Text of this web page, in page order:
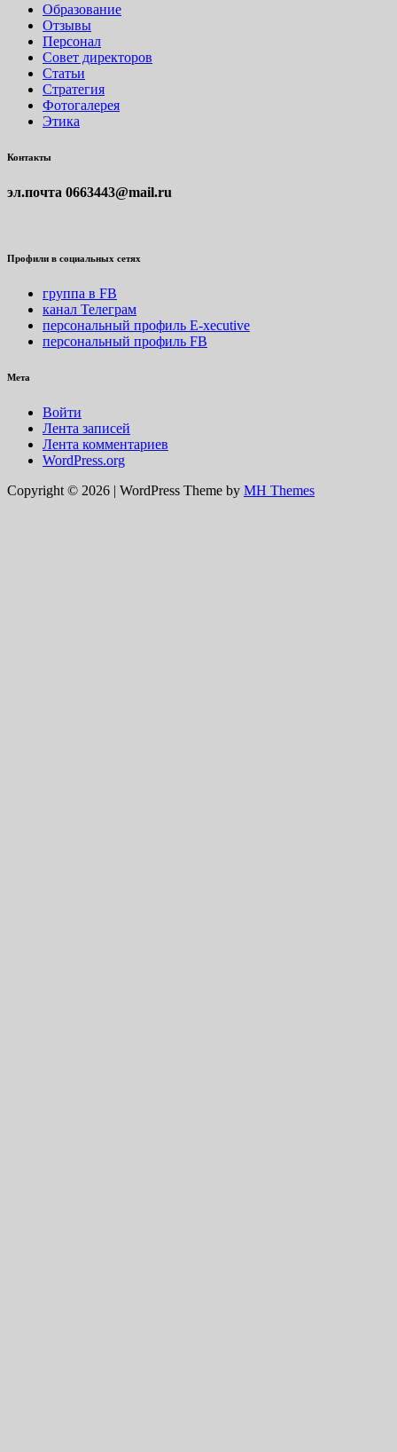
Образование
Отзывы
Персонал
Совет директоров
Статьи
Стратегия
Фотогалерея
Этика
Контакты
эл.почта 0663443@mail.ru
Профили в социальных сетях
группа в FB
канал Телеграм
персональный профиль E-xecutive
персональный профиль FB
Мета
Войти
Лента записей
Лента комментариев
WordPress.org
Copyright © 2026 | WordPress Theme by MH Themes